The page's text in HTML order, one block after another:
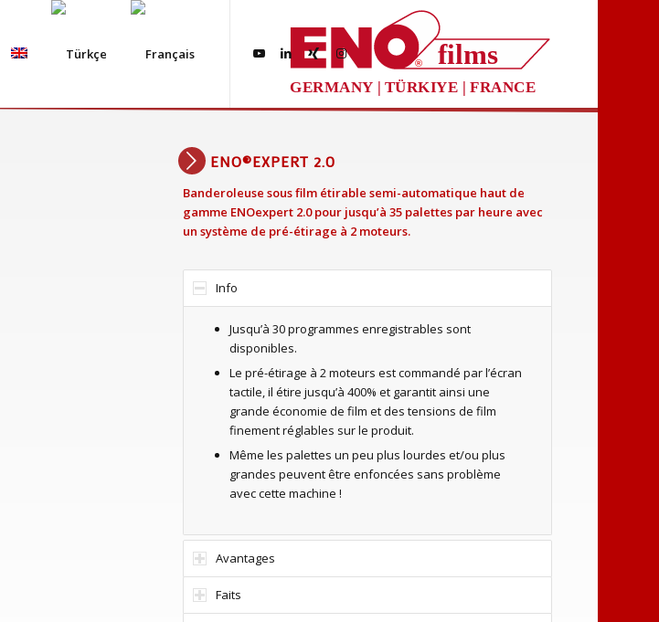
films
®
GERMANY | TÜRKIYE | FRANCE
ENO®EXPERT 2.0
Banderoleuse sous film étirable semi-automatique haut de
gamme ENOexpert 2.0 pour jusqu’à 35 palettes par heure avec
un système de pré-étirage à 2 moteurs.
Info
Jusqu’à 30 programmes enregistrables sont
disponibles.
Le pré-étirage à 2 moteurs est commandé par l’écran
tactile, il étire jusqu’à 400% et garantit ainsi une
grande économie de film et des tensions de film
finement réglables sur le produit.
Même les palettes un peu plus lourdes et/ou plus
grandes peuvent être enfoncées sans problème
avec cette machine !
Avantages
Faits